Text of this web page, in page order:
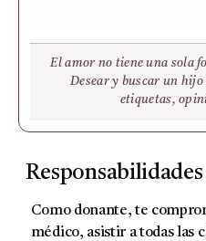
El amor no tiene una sola
Desear y buscar un
etiquetas,
Como donante, te
médico, asistir a todas las